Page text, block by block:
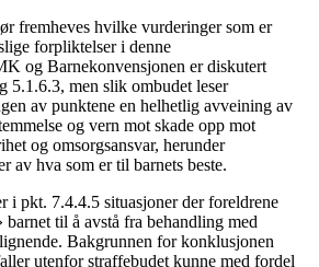
fremheves hvilke vurderinger som er
forpliktelser i denne
og Barnekonvensjonen er diskutert
5.1.6.3, men slik ombudet leser
av punktene en helhetlig avveining av
og vern mot skade opp mot
og omsorgsansvar, herunder
av hva som er til barnets beste.
i pkt. 7.4.4.5 situasjoner der foreldrene
barnet til å avstå fra behandling med
Bakgrunnen for konklusjonen
utenfor straffebudet kunne med fordel